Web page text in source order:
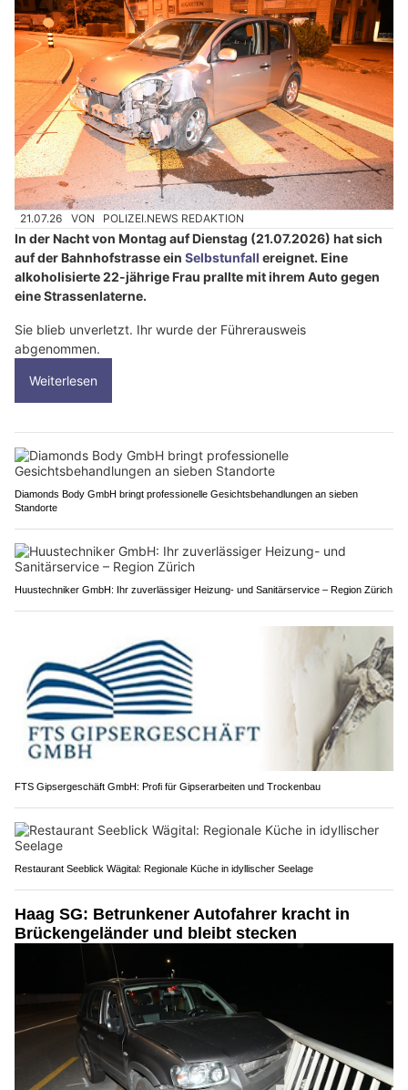
21.07.26 VON POLIZEI.NEWS REDAKTION
In der Nacht von Montag auf Dienstag (21.07.2026) hat sich
auf der Bahnhofstrasse ein Selbstunfall ereignet. Eine
alkoholisierte 22-jährige Frau prallte mit ihrem Auto gegen
eine Strassenlaterne.
Sie blieb unverletzt. Ihr wurde der Führerausweis
abgenommen.
Weiterlesen
Diamonds Body GmbH bringt professionelle Gesichtsbehandlungen an sieben
Standorte
Huustechniker GmbH: Ihr zuverlässiger Heizung- und Sanitärservice – Region Zürich
FTS Gipsergeschäft GmbH: Profi für Gipserarbeiten und Trockenbau
Restaurant Seeblick Wägital: Regionale Küche in idyllischer Seelage
Haag SG: Betrunkener Autofahrer kracht in
Brückengeländer und bleibt stecken